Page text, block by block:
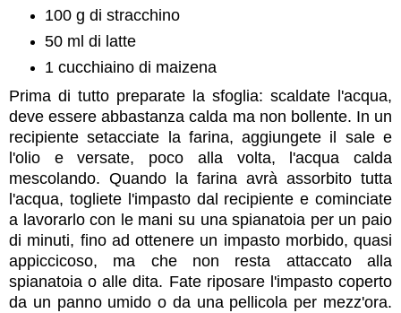
100 g di stracchino
50 ml di latte
1 cucchiaino di maizena
Prima di tutto preparate la sfoglia: scaldate l'acqua,
deve essere abbastanza calda ma non bollente. In un
recipiente setacciate la farina, aggiungete il sale e
l'olio e versate, poco alla volta, l'acqua calda
mescolando. Quando la farina avrà assorbito tutta
l'acqua, togliete l'impasto dal recipiente e cominciate
a lavorarlo con le mani su una spianatoia per un paio
di minuti, fino ad ottenere un impasto morbido, quasi
appiccicoso, ma che non resta attaccato alla
spianatoia o alle dita. Fate riposare l'impasto coperto
da un panno umido o da una pellicola per mezz'ora.